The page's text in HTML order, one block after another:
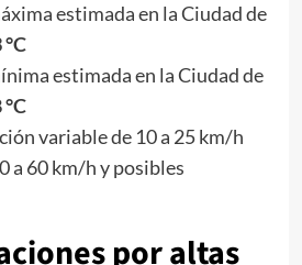
estimada en la Ciudad de
estimada en la Ciudad de
variable de 10 a 25 km/h
a 60 km/h y posibles
por altas